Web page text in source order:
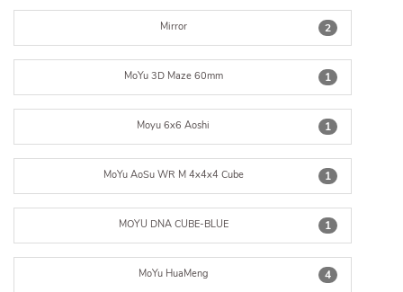
2
Mirror
1
MoYu 3D Maze 60mm
1
Moyu 6x6 Aoshi
1
MoYu AoSu WR M 4x4x4 Cube
1
MOYU DNA CUBE-BLUE
4
MoYu HuaMeng